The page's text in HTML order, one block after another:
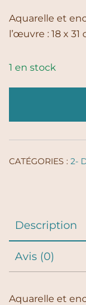
Aquarelle et
l’œuvre : 18 x
1 en stock
CATÉGORIES : 2-
Description
Avis (0)
Aquarelle et